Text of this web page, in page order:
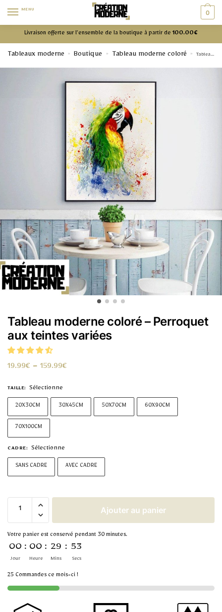
MENU 0
Livraison offerte sur l’ensemble de la boutique à partir de 100.00€
Tableaux moderne » Boutique » Tableau moderne coloré » Tableau moderne coloré – Perroquet aux teintes variées
Tableau moderne coloré – Perroquet
aux teintes variées
19.99€ – 159.99€
TAILLE: Sélectionne
20X30CM 30X45CM 50X70CM 60X90CM
70X100CM
CADRE: Sélectionne
SANS CADRE AVEC CADRE
Ajouter au panier
Votre panier est conservé pendant 30 minutes.
00
Jour
: 00
Heure
: 29
Mins
: 53
Secs
25 Commandes ce mois-ci !